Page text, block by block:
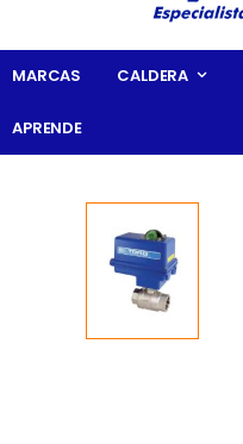
MARCAS CALDERA
APRENDE